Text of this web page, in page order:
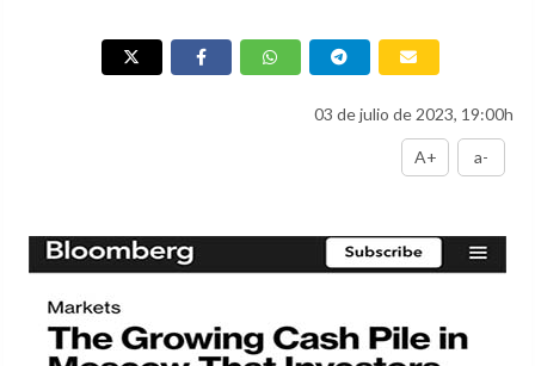
03 de julio de 2023, 19:00h
A+ a-